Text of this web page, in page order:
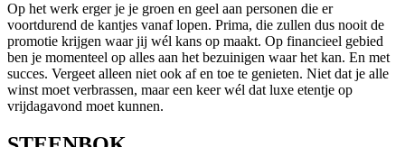
Op het werk erger je je groen en geel aan personen die er
voortdurend de kantjes vanaf lopen. Prima, die zullen dus nooit de
promotie krijgen waar jij wél kans op maakt. Op financieel gebied
ben je momenteel op alles aan het bezuinigen waar het kan. En met
succes. Vergeet alleen niet ook af en toe te genieten. Niet dat je alle
winst moet verbrassen, maar een keer wél dat luxe etentje op
vrijdagavond moet kunnen.